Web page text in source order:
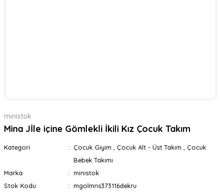
ministok
Mina Jİle içine Gömlekli İkili Kız Çocuk Takım
Kategori Çocuk Giyim Çocuk Alt - Üst Takım
Çocuk
Bebek Takımı
Marka
ministok
Stok Kodu
mgolmns373116dekru